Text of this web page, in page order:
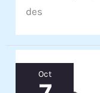
des
Oct